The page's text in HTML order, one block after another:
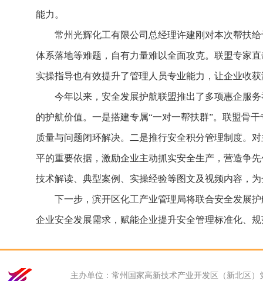
能力。
常州光辉化工有限公司总经理许建刚对本次帮扶
体系落地等难题，自有力量难以全面攻克。联盟专家
实操指导也有效提升了管理人员专业能力，让企业收
今年以来，安全发展护航联盟推出了多项惠企服
的护航价值。一是搭建专属“一对一帮扶群”。联盟骨
质量与问题闭环解决。二是推行安全积分管理制度。
平的重要依据，激励企业主动抓实安全生产，营造争
技术解读、典型案例、实操经验等图文及视频内容，
下一步，滨开区化工产业管理局将联合安全发展
企业安全发展需求，赋能企业提升安全管理标准化、
主办单位：常州国家高新技术产业开发区（新北区）